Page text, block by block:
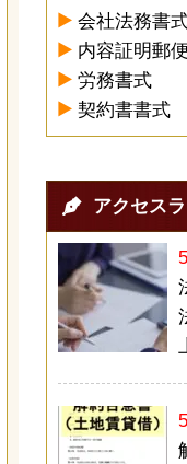
会社法務書
内容証明郵便
労務書式
契約書書式
アクセス